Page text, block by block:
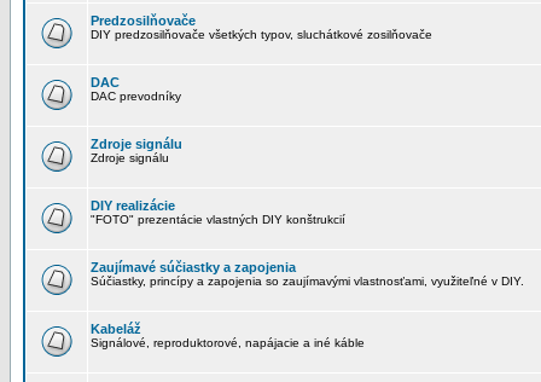
Predzosilňovače
DIY predzosilňovače všetkých typov, sluchátkové zosilňovače
DAC
DAC prevodníky
Zdroje signálu
Zdroje signálu
DIY realizácie
"FOTO" prezentácie vlastných DIY konštrukcií
Zaujímavé súčiastky a zapojenia
Súčiastky, princípy a zapojenia so zaujímavými vlastnosťami, využiteľné v DIY.
Kabeláž
Signálové, reproduktorové, napájacie a iné káble